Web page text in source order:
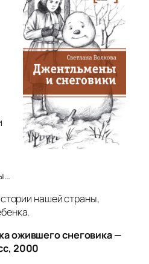
нашей страны,
ожившего снеговика —
2000